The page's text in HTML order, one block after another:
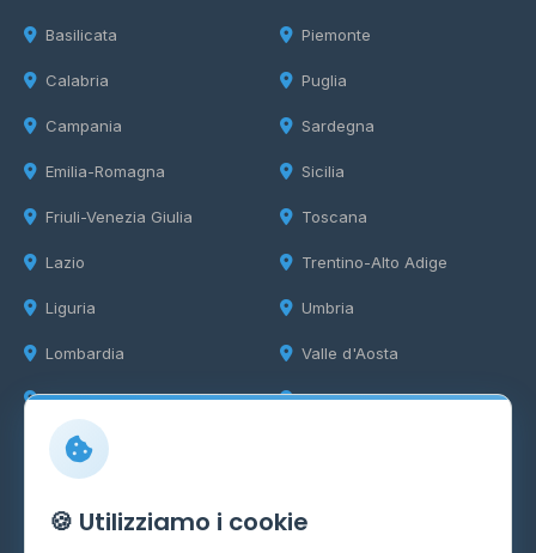
Basilicata
Calabria
Campania
Emilia-Romagna
Friuli-Venezia Giulia
Lazio
Liguria
Lombardia
Marche
Piemonte
Puglia
Sardegna
Sicilia
Toscana
Trentino-Alto Adige
Umbria
Valle d'Aosta
Veneto
Info
Cos'è il GPL
🍪 Utilizziamo i cookie